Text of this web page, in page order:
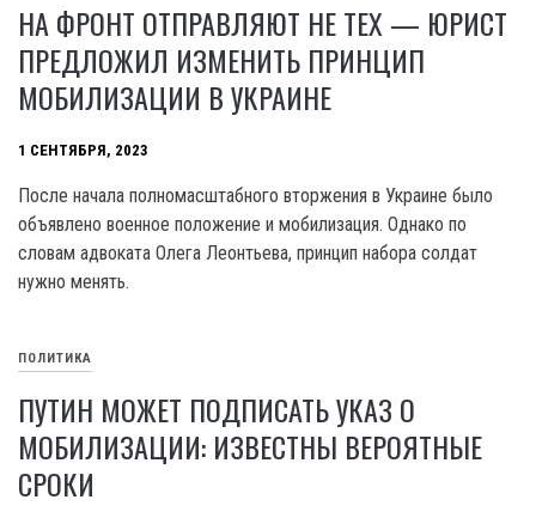
НА ФРОНТ ОТПРАВЛЯЮТ НЕ ТЕХ — ЮРИСТ
ПРЕДЛОЖИЛ ИЗМЕНИТЬ ПРИНЦИП
МОБИЛИЗАЦИИ В УКРАИНЕ
1 СЕНТЯБРЯ, 2023
После начала полномасштабного вторжения в Украине было
объявлено военное положение и мобилизация. Однако по
словам адвоката Олега Леонтьева, принцип набора солдат
нужно менять.
ПОЛИТИКА
ПУТИН МОЖЕТ ПОДПИСАТЬ УКАЗ О
МОБИЛИЗАЦИИ: ИЗВЕСТНЫ ВЕРОЯТНЫЕ
СРОКИ